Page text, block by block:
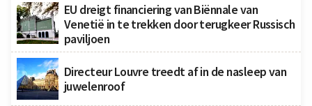
EU dreigt financiering van Biënnale van
Venetië in te trekken door terugkeer Russisch
paviljoen
Directeur Louvre treedt af in de nasleep van
juwelenroof